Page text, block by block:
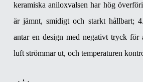
keramiska aniloxvalsen har hög
är jämnt, smidigt och starkt hållbart;
antar en design med negativt tryck för
luft strömmar ut, och temperaturen